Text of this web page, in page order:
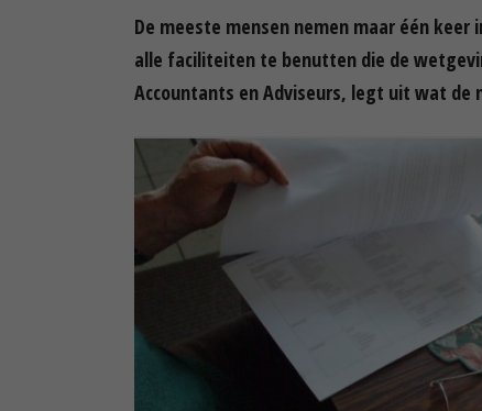
De meeste mensen nemen maar één
alle faciliteiten te benutten die de
Accountants en Adviseurs, legt uit wat